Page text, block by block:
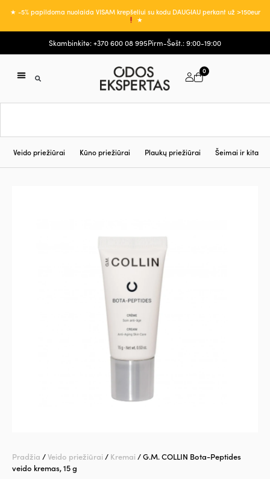
★ -5% papildoma nuolaida VISAM krepšeliui su kodu DAUGIAU perkant už >150eur
★
Skambinkite: +370 600 08 995Pirm-Šešt.: 9:00-19:00
0
Veido priežiūrai Kūno priežiūrai Plaukų priežiūrai Šeimai ir kita
Pradžia /Veido priežiūrai / Kremai / G.M. COLLIN Bota-Peptides
veido kremas, 15 g